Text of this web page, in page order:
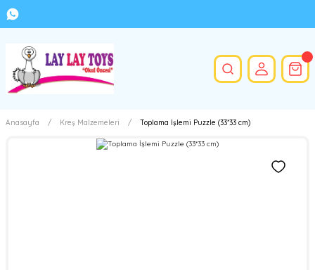
Anasayfa Kreş Malzemeleri Toplama İşlemi Puzzle (33*33 cm)